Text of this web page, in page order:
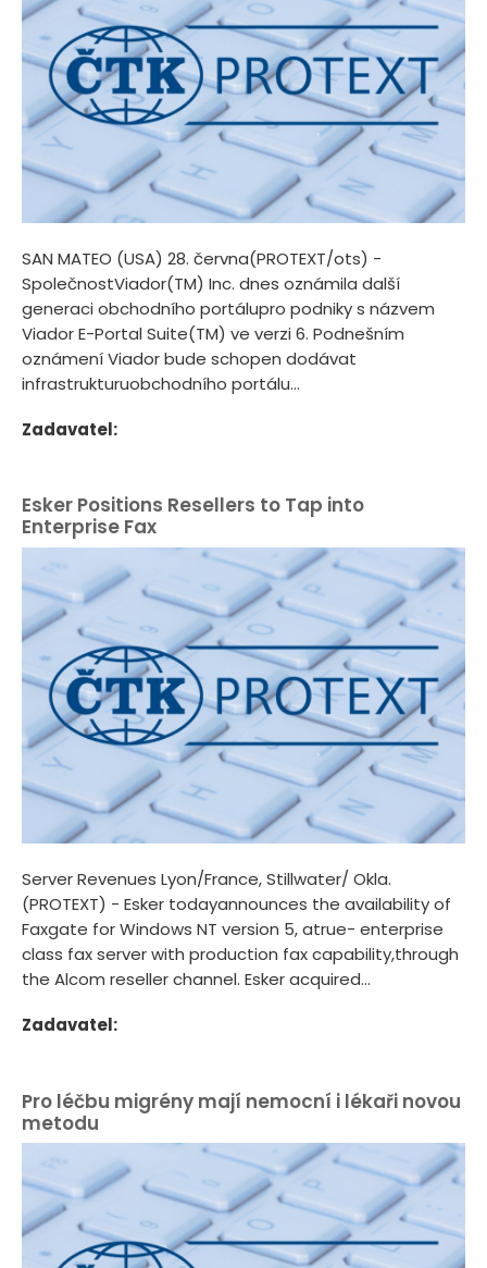
SAN MATEO (USA) 28. června(PROTEXT/ots) -
SpolečnostViador(TM) Inc. dnes oznámila další
generaci obchodního portálupro podniky s názvem
Viador E-Portal Suite(TM) ve verzi 6. Podnešním
oznámení Viador bude schopen dodávat
infrastrukturuobchodního portálu...
Zadavatel:
Esker Positions Resellers to Tap into
Enterprise Fax
Server Revenues Lyon/France, Stillwater/ Okla.
(PROTEXT) - Esker todayannounces the availability of
Faxgate for Windows NT version 5, atrue- enterprise
class fax server with production fax capability,through
the Alcom reseller channel. Esker acquired...
Zadavatel:
Pro léčbu migrény mají nemocní i lékaři novou
metodu